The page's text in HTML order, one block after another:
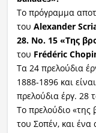
Το πρόγραμμα
του Alexander
28. Νο. 15 «Της
του Frédéric
Τα 24 πρελούδια
1888-1896 και
πρελούδια έργ. 28
Το πρελούδιο «της
του Σοπέν, και